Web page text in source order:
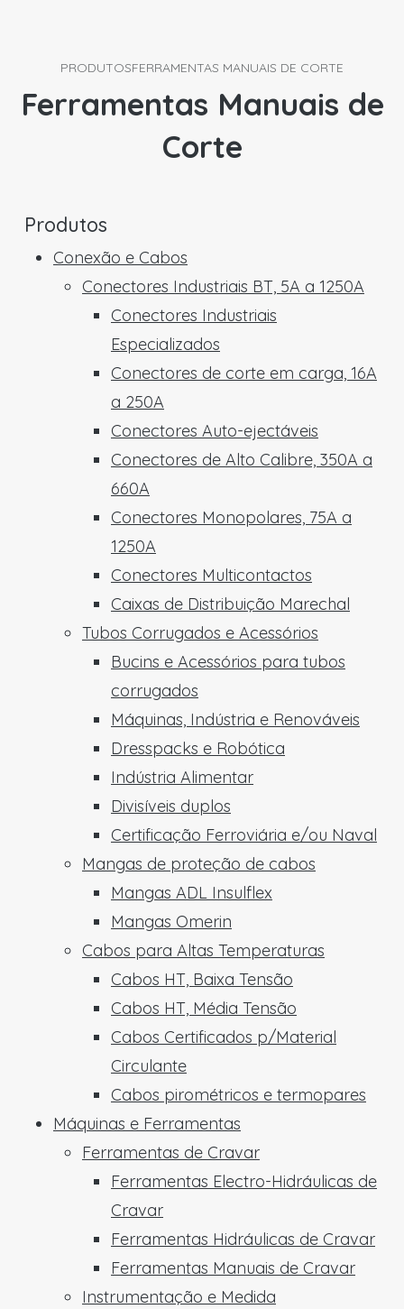
PRODUTOSFERRAMENTAS MANUAIS DE CORTE
Ferramentas Manuais de
Corte
Produtos
Conexão e Cabos
Conectores Industriais BT, 5A a 1250A
Conectores Industriais
Especializados
Conectores de corte em carga, 16A
a 250A
Conectores Auto-ejectáveis
Conectores de Alto Calibre, 350A a
660A
Conectores Monopolares, 75A a
1250A
Conectores Multicontactos
Caixas de Distribuição Marechal
Tubos Corrugados e Acessórios
Bucins e Acessórios para tubos
corrugados
Máquinas, Indústria e Renováveis
Dresspacks e Robótica
Indústria Alimentar
Divisíveis duplos
Certificação Ferroviária e/ou Naval
Mangas de proteção de cabos
Mangas ADL Insulflex
Mangas Omerin
Cabos para Altas Temperaturas
Cabos HT, Baixa Tensão
Cabos HT, Média Tensão
Cabos Certificados p/Material
Circulante
Cabos pirométricos e termopares
Máquinas e Ferramentas
Ferramentas de Cravar
Ferramentas Electro-Hidráulicas de
Cravar
Ferramentas Hidráulicas de Cravar
Ferramentas Manuais de Cravar
Instrumentação e Medida